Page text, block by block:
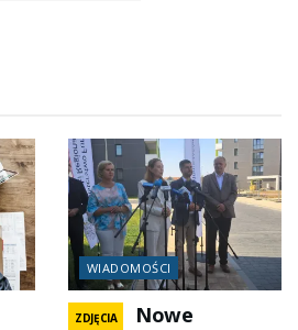
WIADOMOŚCI
ZDJĘCIA
Nowe